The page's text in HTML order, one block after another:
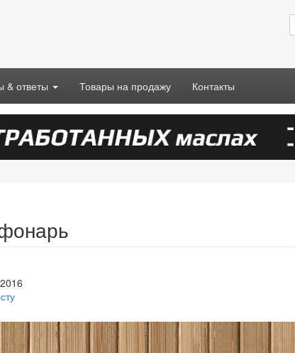
& ответы Товары на продажу Контакты